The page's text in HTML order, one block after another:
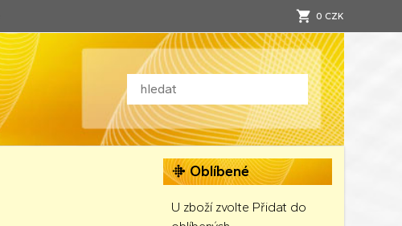
0 CZK
Oblíbené
U zboží zvolte Přidat do